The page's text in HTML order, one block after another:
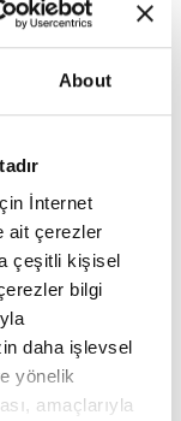
About
İnternet
ait çerezler
çeşitli kişisel
bilgi
daha işlevsel
yönelik
amaçlarıyla
Yine